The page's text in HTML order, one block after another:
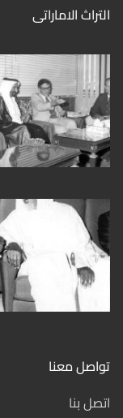
التراث الاماراتى
تواصل معنا
اتصل بنا